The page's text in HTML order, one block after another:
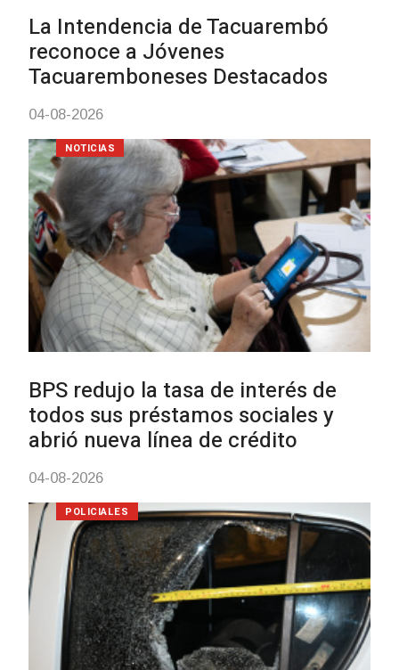
03-08-2026
Siniestro laboral con
de carne
01-08-2026
POLICIALES
Inauguran Destacamento de la
Republicana en Durazno
31-07-2026
NOTICIAS